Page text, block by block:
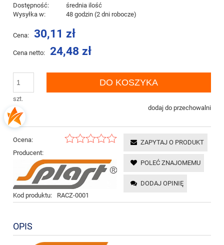
Dostępność:
średnia ilość
Wysyłka w:
48 godzin (2 dni robocze)
Cena: 30,11 zł
Cena netto: 24,48 zł
szt.
DO KOSZYKA
dodaj do przechowalni
Ocena:
Producent:
Kod produktu: RACZ-0001
ZAPYTAJ O PRODUKT
POLEĆ ZNAJOMEMU
DODAJ OPINIĘ
OPIS